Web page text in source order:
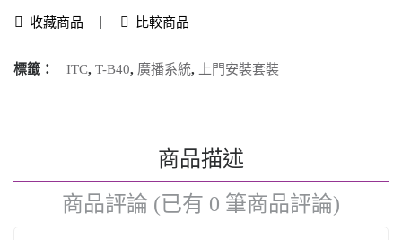
收藏商品 比較商品
標籤： ITC, T-B40, 廣播系統, 上門安裝套裝
商品描述
商品評論 (已有 0 筆商品評論)